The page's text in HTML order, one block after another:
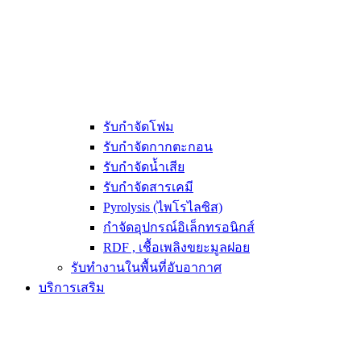
รับกำจัดโฟม
รับกำจัดกากตะกอน
รับกำจัดน้ำเสีย
รับกำจัดสารเคมี
Pyrolysis (ไพโรไลซิส)
กำจัดอุปกรณ์อิเล็กทรอนิกส์
RDF , เชื้อเพลิงขยะมูลฝอย
รับทำงานในพื้นที่อับอากาศ
บริการเสริม